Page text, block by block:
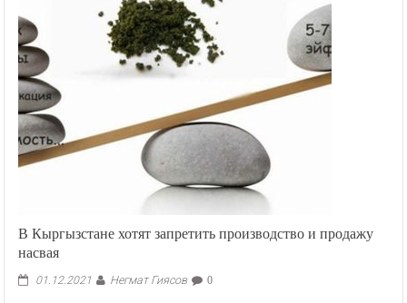
В Кыргызстане хотят запретить производство и продажу
насвая
01.12.2021 Негмат Гиясов 0